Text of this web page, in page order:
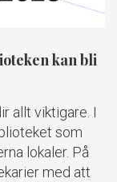
kan bli
allt viktigare. I
som
lokaler. På
med att